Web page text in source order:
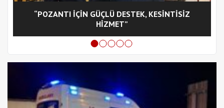
“POZANTI İÇİN GÜÇLÜ DESTEK, KESİNTİSİZ
HİZMET”